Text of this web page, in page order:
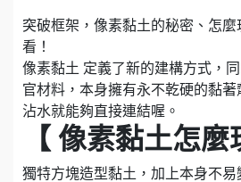
突破框架，像素黏土的秘密、怎麼
看！
像素黏土 定義了新的建構方式，
官材料，本身擁有永不乾硬的黏著
沾水就能夠直接連結喔。
【 像素黏土怎麼
獨特方塊造型黏土，加上本身不